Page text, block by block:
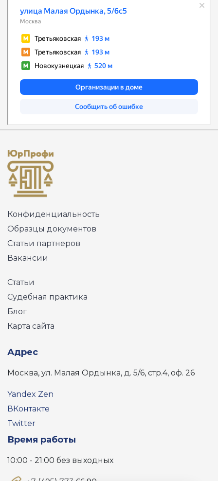
Конфиденциальность
Образцы документов
Статьи партнеров
Вакансии
Статьи
Судебная практика
Блог
Карта сайта
Адрес
Москва, ул. Малая Ордынка, д. 5/6, стр.4, оф. 26
Yandex Zen
ВКонтакте
Twitter
Время работы
10:00 - 21:00 без выходных